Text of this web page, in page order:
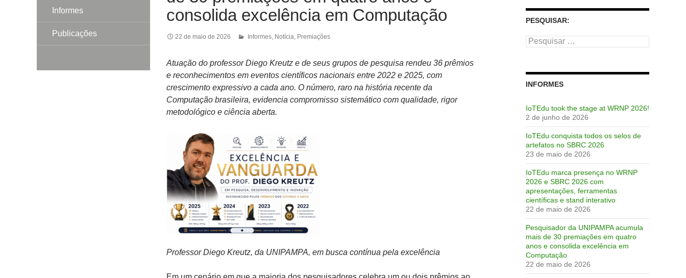
consolida excelência em Computação
22 de maio de 2026 Informes, Notícia Premiações
Atuação do professor Diego Kreutz e de seus grupos de pesquisa rendeu 36 prêmios
e reconhecimentos em eventos científicos nacionais entre 2022 e 2025, com
crescimento expressivo a cada ano. O número, raro na história recente da
Computação brasileira, evidencia compromisso sistemático com qualidade, rigor
metodológico e ciência aberta.
Professor Diego Kreutz, da UNIPAMPA, em busca contínua pela excelência
PESQUISAR:
Pesquisar
por:
INFORMES
IoTEdu took the stage at WRNP 2026!
2 de junho de 2026
IoTEdu conquista todos os selos de
artefatos no SBRC 2026
23 de maio de 2026
IoTEdu marca presença no WRNP
2026 e SBRC 2026 com
apresentações, ferramentas
científicas e stand interativo
22 de maio de 2026
Pesquisador da UNIPAMPA acumula
mais de 30 premiações em quatro
anos e consolida excelência em
Computação
22 de maio de 2026
Informes
Publicações